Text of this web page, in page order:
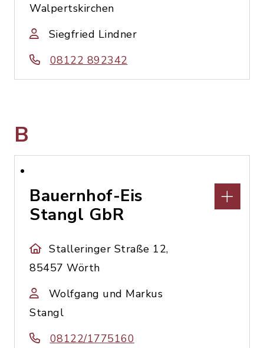
Walpertskirchen
Siegfried Lindner
08122 892342
B
Bauernhof-Eis
Stangl GbR
Stalleringer Straße 12,
85457 Wörth
Wolfgang und Markus
Stangl
08122/1775160